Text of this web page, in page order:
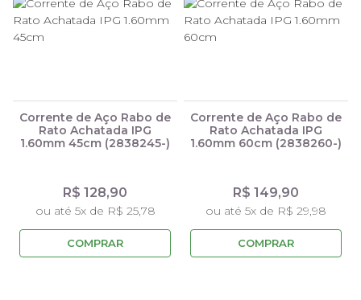
Corrente de Aço Rabo de
Rato Achatada IPG
1.60mm 45cm (2838245-)
R$ 128,90
ou até 5x de R$ 25,78
COMPRAR
Corrente de Aço Rabo de
Rato Achatada IPG
1.60mm 60cm (2838260-)
R$ 149,90
ou até 5x de R$ 29,98
COMPRAR